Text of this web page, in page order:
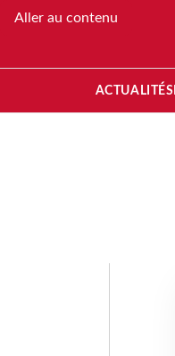
Aller au contenu
ACTUALITÉS